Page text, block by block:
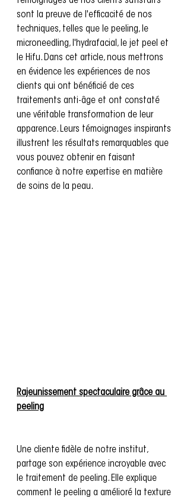
sont la preuve de l'efficacité de nos
techniques, telles que le peeling, le
microneedling, l'hydrafacial, le jet peel et
le Hifu. Dans cet article, nous mettrons
en évidence les expériences de nos
clients qui ont bénéficié de ces
traitements anti-âge et ont constaté
une véritable transformation de leur
apparence. Leurs témoignages inspirants
illustrent les résultats remarquables que
vous pouvez obtenir en faisant
confiance à notre expertise en matière
de soins de la peau.
Rajeunissement spectaculaire grâce au
peeling
Une cliente fidèle de notre institut,
partage son expérience incroyable avec
le traitement de peeling. Elle explique
comment le peeling a amélioré la texture